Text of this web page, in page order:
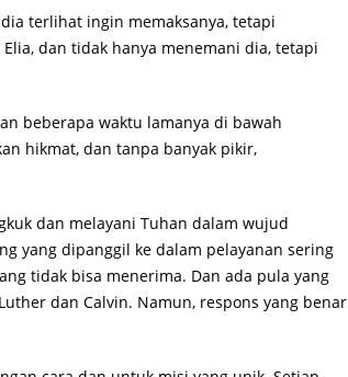
terlihat ingin memaksanya, tetapi
dan tidak hanya menemani dia, tetapi
beberapa waktu lamanya di bawah
hikmat, dan tanpa banyak pikir,
dan melayani Tuhan dalam wujud
yang dipanggil ke dalam pelayanan sering
tidak bisa menerima. Dan ada pula yang
dan Calvin. Namun, respons yang benar